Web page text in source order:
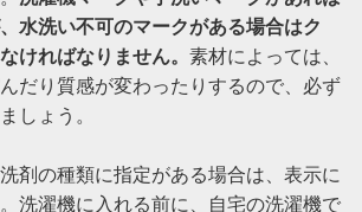
水洗い不可のマークがある場合はク
ければなりません。 素材によっては、
だり質感が変わったりするので、必ず
しょう。
剤の種類に指定がある場合は、表示に
洗濯機に入れる前に、自宅の洗濯機で